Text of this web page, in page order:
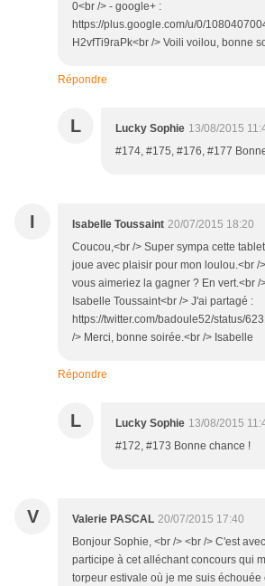
0<br /> - google+ :
https://plus.google.com/u/0/
H2vfTi9raPk<br /> Voili voilou, bonne
Répondre
L Lucky Sophie 13/08/2015
#174, #175, #176, #177
I Isabelle Toussaint 20/07/2015 18:20
Coucou,<br /> Super sympa cette
joue avec plaisir pour mon loulou.<br /
vous aimeriez la gagner ? En vert.<br /
Isabelle Toussaint<br /> J'ai partagé :
https://twitter.com/badoule52/status/
/> Merci, bonne soirée.<br /> Isabelle
Répondre
L Lucky Sophie 13/08/2015
#172, #173 Bonne chance !
V Valerie PASCAL 20/07/2015 17:40
Bonjour Sophie, <br /> <br /> C'est
participe à cet alléchant concours qui
torpeur estivale où je me suis échouée